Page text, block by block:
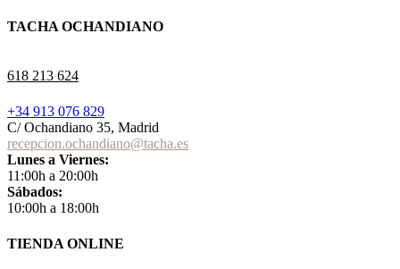
TACHA OCHANDIANO
618 213 624
+34 913 076 829
C/ Ochandiano 35, Madrid
recepcion.ochandiano@tacha.es
Lunes a Viernes:
11:00h a 20:00h
Sábados:
10:00h a 18:00h
TIENDA ONLINE